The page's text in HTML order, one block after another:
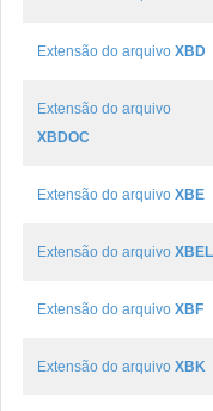
Extensão do arquivo XBD
Extensão do arquivo
XBDOC
Extensão do arquivo XBE
Extensão do arquivo XBEL
Extensão do arquivo XBF
Extensão do arquivo XBK